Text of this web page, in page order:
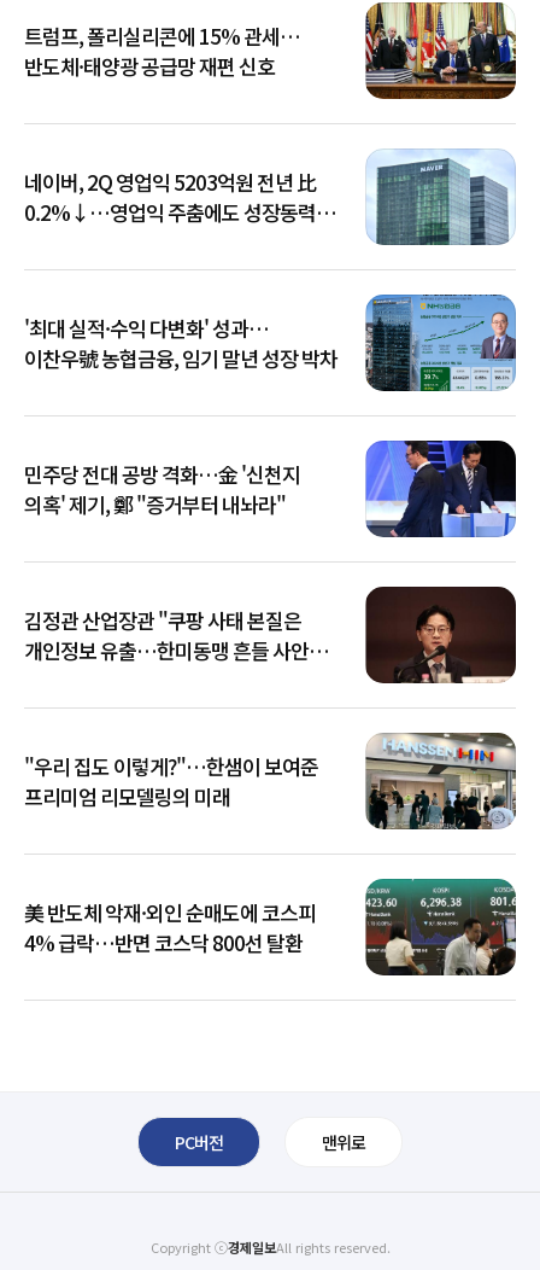
트럼프, 폴리실리콘에 15% 관세…
반도체·태양광 공급망 재편 신호
네이버, 2Q 영업익 5203억원 전년 比
0.2%↓…영업익 주춤에도 성장동력
'최대 실적·수익 다변화' 성과…
이찬우號 농협금융, 임기 말년 성장 박차
민주당 전대 공방 격화…金 '신천지
의혹' 제기, 鄭 "증거부터 내놔라"
김정관 산업장관 "쿠팡 사태 본질은
개인정보 유출…한미동맹 흔들 사안
"우리 집도 이렇게?"…한샘이 보여준
프리미엄 리모델링의 미래
美 반도체 악재·외인 순매도에 코스피
4% 급락…반면 코스닥 800선 탈환
PC버전 맨위로
Copyright ⓒ경제일보All rights reserved.